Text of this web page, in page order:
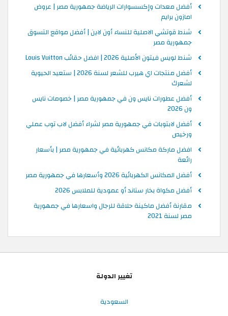
أفضل معدات وإكسسوارات الرياضة جمهورية مصر | عروض
امازون برايم
شنط قوتشي الاصلية للنساء أون لاين | أفضل مواقع التسوق
جمهورية مصر
شنط لويس فيتون الأصلية 2026 | افضل حقائب Louis Vuitton
أفضل منتجات اي هيرب للشعر لسنة 2026 | ستعيد الحيوية
لشعرك
أفضل عطورات نايس ون في جمهورية مصر | خصومات نايس
ون 2026
أفضل لابتوبات في جمهورية مصر لشراء أفضل لاب توب عملي
ورخيص
افضل ماركة مكانس كهربائية في جمهورية مصر | بأسعار
رائعة
أفضل المكانس الكهربائية 2026 وأسعارها في جمهورية مصر
أفضل مكواة بخار ستاند أو عمودية للملابس 2026
مقارنة أفضل ماكينة حلاقة للرجال واسعارها في جمهورية
مصر لسنة 2021
تغيير الدولة
السعودية